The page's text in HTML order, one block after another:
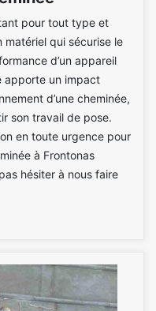
pour tout type et
matériel qui sécurise le
d’un appareil
apporte un impact
d’une cheminée,
son travail de pose.
en toute urgence pour
à Frontonas
hésiter à nous faire